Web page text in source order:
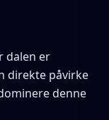
dalen er
direkte påvirke
denne